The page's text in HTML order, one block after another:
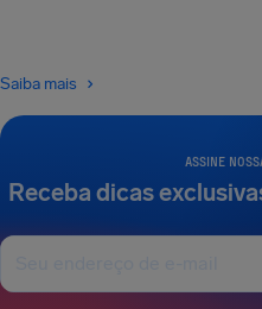
ASSINE
Receba dicas
Saiba mais